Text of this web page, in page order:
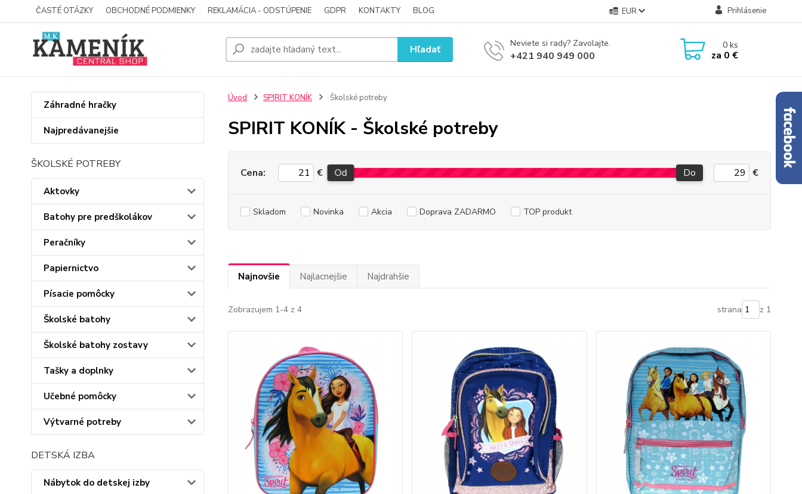
ČASTÉ OTÁZKY OBCHODNÉ PODMIENKY REKLAMÁCIA - ODSTÚPENIE GDPR KONTAKTY BLOG EUR Prihlásenie
Hľadať Neviete si rady? Zavolajte.
+421 940 949 000
0ks
za 0 €
Záhradné hračky
Najpredávanejšie
ŠKOLSKÉ POTREBY
Aktovky
Batohy pre predškolákov
Peračníky
Papiernictvo
Písacie pomôcky
Školské batohy
Školské batohy zostavy
Tašky a doplnky
Učebné pomôcky
Výtvarné potreby
DETSKÁ IZBA
Nábytok do detskej izby
Úvod SPIRIT KONÍK Školské potreby
SPIRIT KONÍK - Školské potreby
Cena: € Od Do €
Skladom Novinka Akcia Doprava ZADARMO TOP produkt
Najnovšie Najlacnejšie Najdrahšie
Zobrazujem 1-4 z 4 strana z 1